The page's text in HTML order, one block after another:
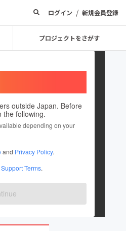
ログイン / 新規会員登録
プロジェクトをさがす
outside Japan. Before
the following.
depending on your
and Privacy Policy.
Terms.
を投稿しています